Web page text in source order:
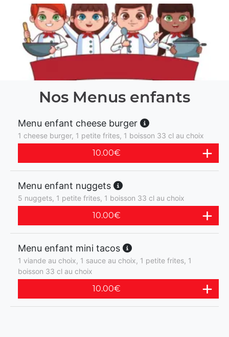
Nos Menus enfants
Menu enfant cheese burger
1 cheese burger, 1 petite frites, 1 boisson 33 cl au choix
10.00€
Menu enfant nuggets
5 nuggets, 1 petite frites, 1 boisson 33 cl au choix
10.00€
Menu enfant mini tacos
1 viande au choix, 1 sauce au choix, 1 petite frites, 1
boisson 33 cl au choix
10.00€